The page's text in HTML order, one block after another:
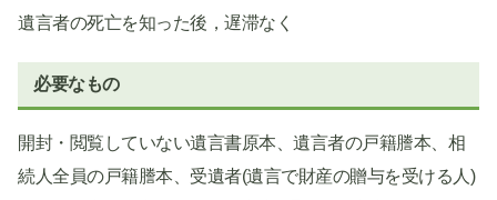
遺言者の死亡を知った後，遅滞なく
必要なもの
開封・閲覧していない遺言書原本、遺言者の戸籍謄本、相
続人全員の戸籍謄本、受遺者(遺言で財産の贈与を受ける人)